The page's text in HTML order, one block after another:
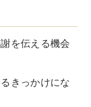
を伝える機会
きっかけにな